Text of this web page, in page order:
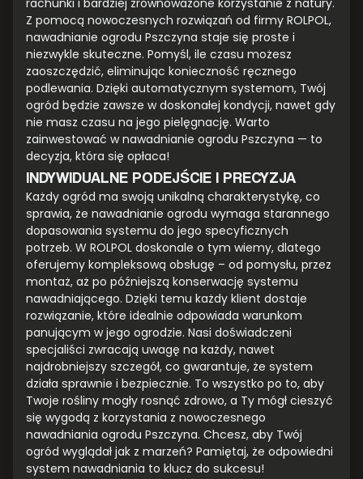
rachunki i bardziej zrównoważone korzystanie z natury.
Z pomocą nowoczesnych rozwiązań od firmy ROLPOL,
nawadnianie ogrodu Pszczyna staje się proste i
niezwykle skuteczne. Pomyśl, ile czasu możesz
zaoszczędzić, eliminując konieczność ręcznego
podlewania. Dzięki automatycznym systemom, Twój
ogród będzie zawsze w doskonałej kondycji, nawet gdy
nie masz czasu na jego pielęgnację. Warto
zainwestować w nawadnianie ogrodu Pszczyna — to
decyzja, która się opłaca!
INDYWIDUALNE PODEJŚCIE I PRECYZJA
Każdy ogród ma swoją unikalną charakterystykę, co
sprawia, że nawadnianie ogrodu wymaga starannego
dopasowania systemu do jego specyficznych
potrzeb. W ROLPOL doskonale o tym wiemy, dlatego
oferujemy kompleksową obsługę – od pomysłu, przez
montaż, aż po późniejszą konserwację systemu
nawadniającego. Dzięki temu każdy klient dostaje
rozwiązanie, które idealnie odpowiada warunkom
panującym w jego ogrodzie. Nasi doświadczeni
specjaliści zwracają uwagę na każdy, nawet
najdrobniejszy szczegół, co gwarantuje, że system
działa sprawnie i bezpiecznie. To wszystko po to, aby
Twoje rośliny mogły rosnąć zdrowo, a Ty mógł cieszyć
się wygodą z korzystania z nowoczesnego
nawadniania ogrodu Pszczyna. Chcesz, aby Twój
ogród wyglądał jak z marzeń? Pamiętaj, że odpowiedni
system nawadniania to klucz do sukcesu!